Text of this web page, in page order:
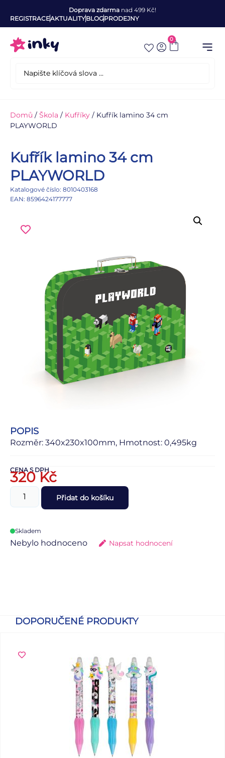
Doprava zdarma nad 499 Kč!
REGISTRACEAKTUALITYBLOGPRODEJNY
0
Domů / Škola / Kufříky / Kufřík lamino 34 cm
PLAYWORLD
Kufřík lamino 34 cm
PLAYWORLD
Katalogové číslo: 8010403168
EAN: 8596424177777
POPIS
Rozměr: 340x230x100mm, Hmotnost: 0,495kg
CENA S DPH
320Kč
Přidat do košíku
Skladem
Nebylo hodnoceno Napsat hodnocení
DOPORUČENÉ PRODUKTY